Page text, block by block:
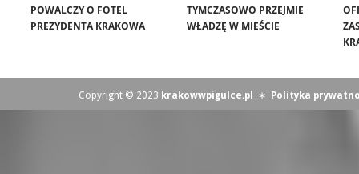
POWALCZY O FOTEL
PREZYDENTA KRAKOWA
TYMCZASOWO PRZEJMIE
WŁADZĘ W MIEŚCIE
Copyright © 2023 krakowwpigulce.pl ∗ Polityka